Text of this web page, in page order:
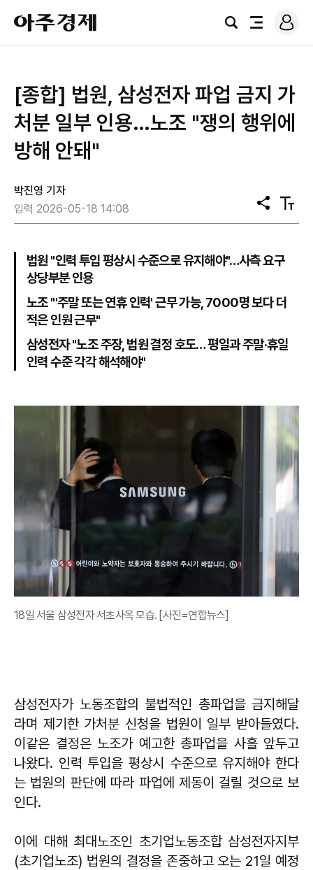
아
주
경
검
전
로
그
[종합] 법원, 삼성전자 파업 금지 가
처분 일부 인용…노조 "쟁의 행위에
방해 안돼"
박진영 기자
입력 2026-05-18 14:08
공
유
텍
스
법원 "인력 투입 평상시 수준으로 유지해야"…사측 요구
상당부분 인용
노조 "'주말 또는 연휴 인력' 근무 가능, 7000명 보다 더
적은 인원 근무"
삼성전자 "노조 주장, 법원 결정 호도… 평일과 주말·휴일
인력 수준 각각 해석해야"
18일 서울 삼성전자 서초사옥 모습. [사진=연합뉴스]
삼성전자가 노동조합의 불법적인 총파업을 금지해달
라며 제기한 가처분 신청을 법원이 일부 받아들였다.
이같은 결정은 노조가 예고한 총파업을 사흘 앞두고
나왔다. 인력 투입을 평상시 수준으로 유지해야 한다
는 법원의 판단에 따라 파업에 제동이 걸릴 것으로 보
인다.
이에 대해 최대노조인 초기업노동조합 삼성전자지부
(초기업노조) 법원의 결정을 존중하고 오는 21일 예정